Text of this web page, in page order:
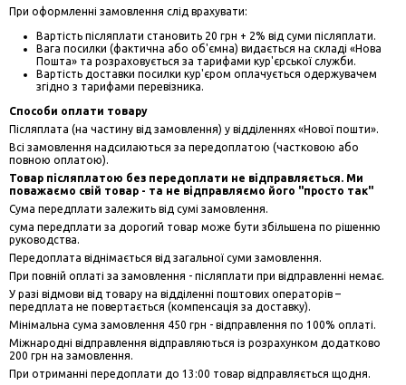
При оформленні замовлення слід врахувати:
Вартість післяплати становить 20 грн + 2% від суми післяплати.
Вага посилки (фактична або об'ємна) видається на складі «Нова
Пошта» та розраховується за тарифами кур'єрської служби.
Вартість доставки посилки кур'єром оплачується одержувачем
згідно з тарифами перевізника.
Способи оплати товару
Післяплата (на частину від замовлення) у відділеннях «Нової пошти».
Всі замовлення надсилаються за передоплатою (частковою або
повною оплатою).
Товар післяплатою без передоплати не відправляється. Ми
поважаємо свій товар - та не відправляємо його "просто так"
Сума передплати залежить від сумі замовлення.
сума передплати за дорогий товар може бути збільшена по рішенню
руководства.
Передоплата віднімається від загальної суми замовлення.
При повній оплаті за замовлення - післяплати при відправленні немає.
У разі відмови від товару на відділенні поштових операторів –
передплата не повертається (компенсація за доставку).
Мінімальна сума замовлення 450 грн - відправлення по 100% оплаті.
Міжнародні відправлення відправляються із розрахунком додатково
200 грн на замовлення.
При отриманні передоплати до 13:00 товар відправляється щодня.